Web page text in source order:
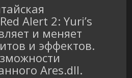
Alert 2: Yuri’s
и меняет
и эффектов.
Ares.dll.